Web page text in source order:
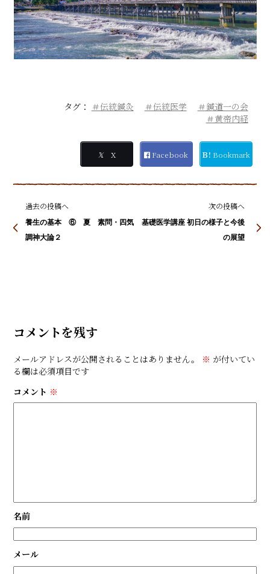
タグ： ＃伝統鍼灸 ＃伝統医学
＃鍼道一の会
＃黄帝内経
𝕏 X Facebook Ｂ! Bookmark
過去の投稿へ
養生の基本 ⑥ 夏 素問・四気
調神大論２
次の投稿へ
基礎医学講座 初日の様子と今後
の展望
コメントを残す
メールアドレスが公開されることはありません。 ※ が付いてい
る欄は必須項目です
コメント ※
名前
メール